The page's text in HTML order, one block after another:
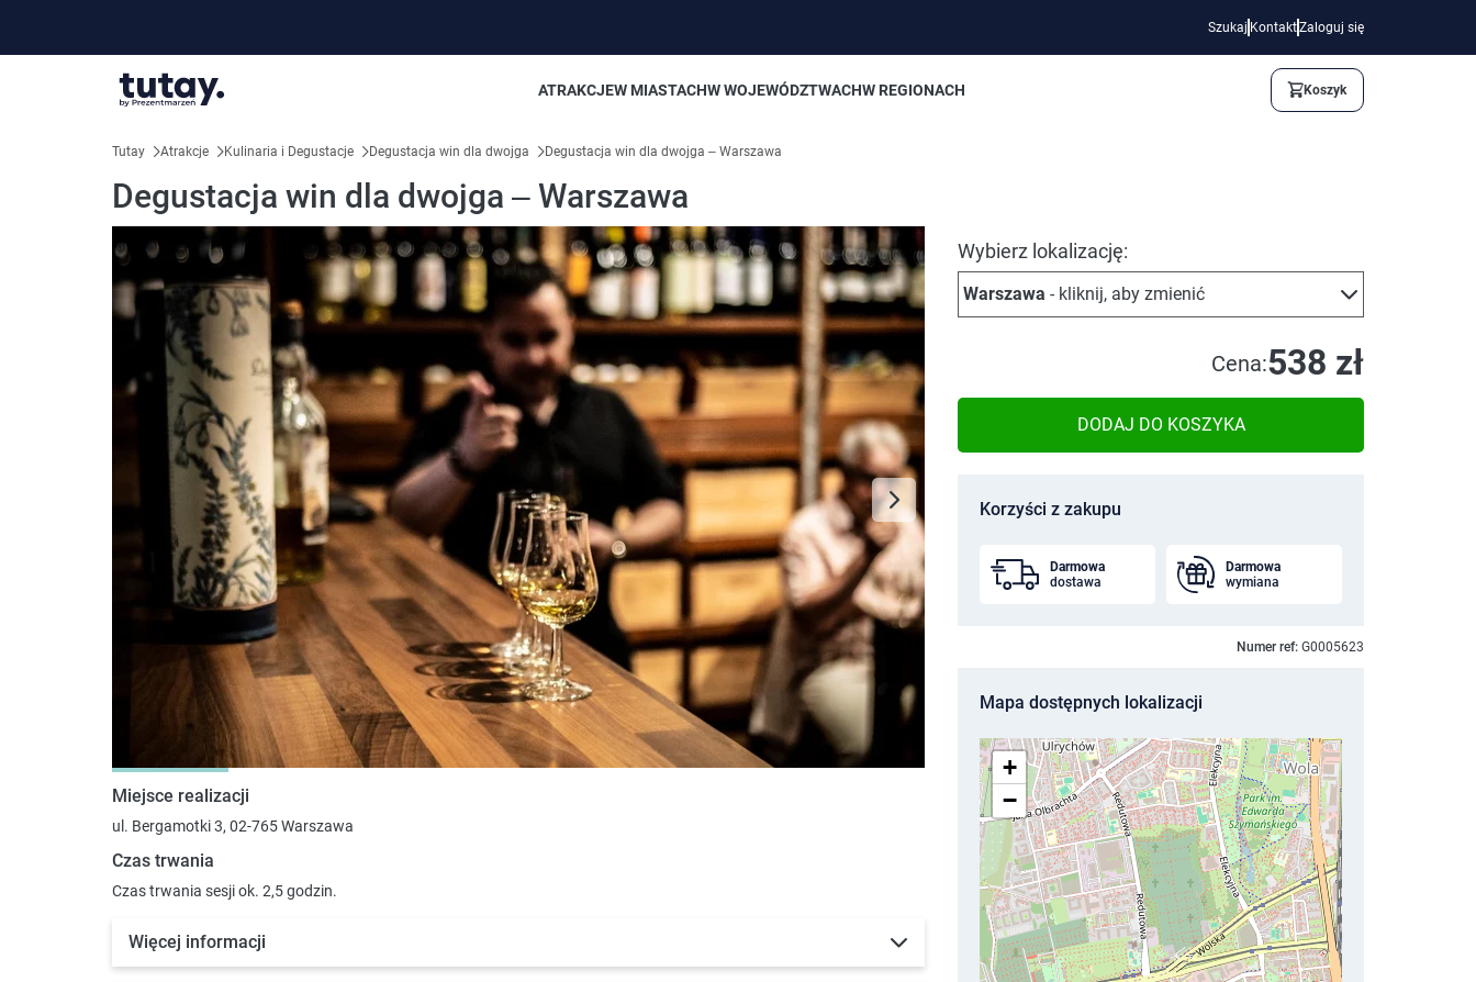
Szukaj KontaktZaloguj się
ATRAKCJEW MIASTACHW WOJEWÓDZTWACHW REGIONACH Koszyk
Tutay Atrakcje Kulinaria i Degustacje Degustacja win dla dwojga Degustacja win dla dwojga – Warszawa
Degustacja win dla dwojga – Warszawa
Wybierz lokalizację:
Warszawa - kliknij, aby zmienić
Cena:538 zł
DODAJ DO KOSZYKA
Korzyści z zakupu
Darmowa
dostawa
Darmowa
wymiana
Numer ref: G0005623
Mapa dostępnych lokalizacji
+
−
Miejsce realizacji
ul. Bergamotki 3, 02-765 Warszawa
Czas trwania
Czas trwania sesji ok. 2,5 godzin.
Więcej informacji